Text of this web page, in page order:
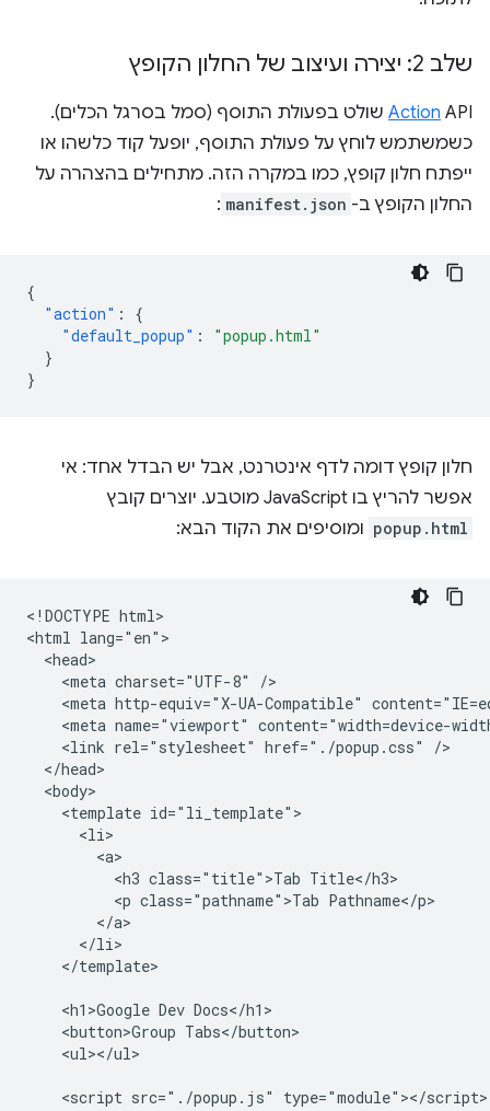
שלב 2: יצירה ועיצוב של החלון הקופץ
Action API שולט בפעולת התוסף (סמל בסרגל הכלים).
כשמשתמש לוחץ על פעולת התוסף, יופעל קוד כלשהו או
ייפתח חלון קופץ, כמו במקרה הזה. מתחילים בהצהרה על
החלון הקופץ ב- manifest.json
:
{
"action" :
{
"default_popup" :
"popup.html"
}
}
חלון קופץ דומה לדף אינטרנט, אבל יש הבדל אחד: אי
אפשר להריץ בו JavaScript מוטבע. יוצרים קובץ
popup.html ומוסיפים את הקוד הבא:
<!DOCTYPE html>
<html lang="en">
  <head>
    <meta charset="UTF-8" />
<meta http-equiv="X-UA-Compatible"
<meta name="viewport" content="width=device-
    <link rel="stylesheet" href="./popup.css" />
  </head>
  <body>
    <template id="li_template">
      <li>
        <a>
          <h3 class="title">Tab Title</h3>
          <p class="pathname">Tab Pathname</p>
        </a>
      </li>
    </template>
    <h1>Google Dev Docs</h1>
    <button>Group Tabs</button>
    <ul></ul>
    <script src="./popup.js" type="module"></script>